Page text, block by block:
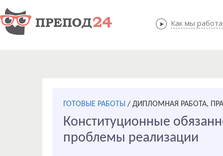
Как мы
Как мы
ГОТОВЫЕ РАБОТЫ / ДИПЛОМНАЯ РАБОТА,
Конституционные
проблемы реализации